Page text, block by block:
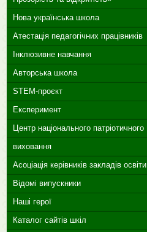
Нова українська школа
Атестація педагогічних працівників
Інклюзивне навчання
Авторська школа
STEM-проєкт
Експеримент
Центр національного патріотичного
виховання
Асоціація керівників закладів освіти
Відомі випускники
Наші герої
Каталог сайтів шкіл